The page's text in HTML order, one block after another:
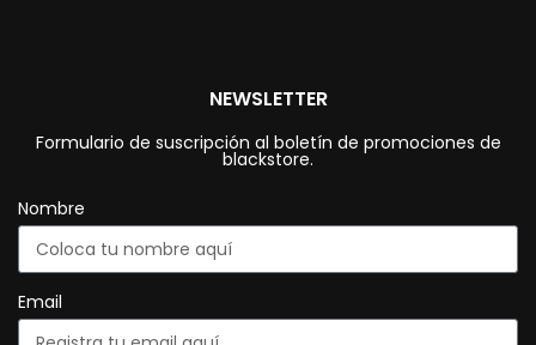
NEWSLETTER
Formulario de suscripción al boletín de promociones de
blackstore.
Nombre
Email